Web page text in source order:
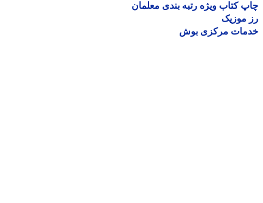
کتاب ویژه رتبه بندی معلمان
موزیک
مرکزی بوش